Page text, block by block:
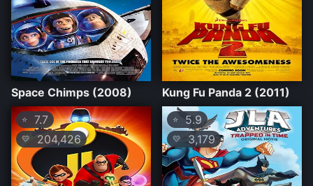
Space Chimps (2008) Kung Fu Panda 2 (2011)
⭐ 7.7
💛 204,426
⭐ 5.9
💛 3,179